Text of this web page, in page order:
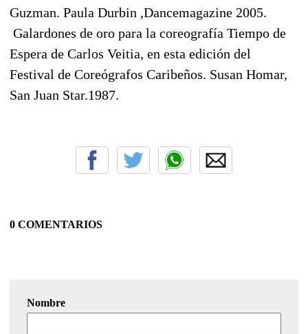
Guzman. Paula Durbin ,Dancemagazine 2005.
 Galardones de oro para la coreografía Tiempo de
Espera de Carlos Veitia, en esta edición del
Festival de Coreógrafos Caribeños. Susan Homar,
San Juan Star.1987.
0 COMENTARIOS
Nombre